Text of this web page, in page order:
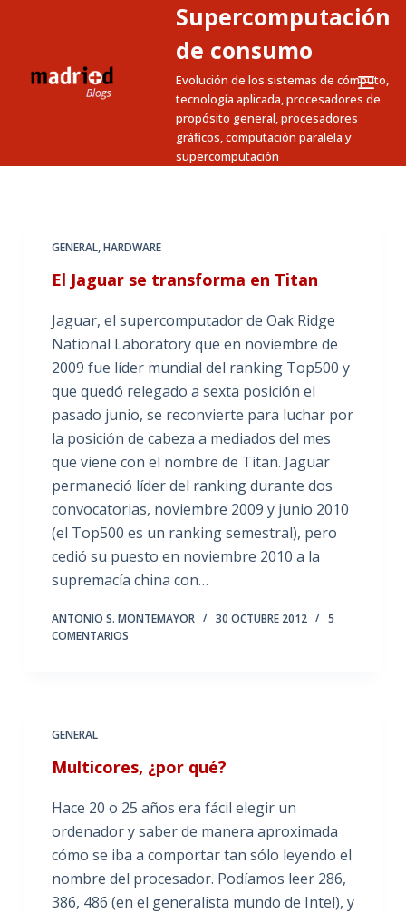
a
Supercomputación
de consumo
Evolución de los sistemas de cómputo,
tecnología aplicada, procesadores de
propósito general, procesadores
gráficos, computación paralela y
supercomputación
GENERAL,HARDWARE
El Jaguar se transforma en Titan
Jaguar, el supercomputador de Oak Ridge
National Laboratory que en noviembre de
2009 fue líder mundial del ranking Top500 y
que quedó relegado a sexta posición el
pasado junio, se reconvierte para luchar por
la posición de cabeza a mediados del mes
que viene con el nombre de Titan. Jaguar
permaneció líder del ranking durante dos
convocatorias, noviembre 2009 y junio 2010
(el Top500 es un ranking semestral), pero
cedió su puesto en noviembre 2010 a la
supremacía china con…
ANTONIO S. MONTEMAYOR 30 OCTUBRE 2012
5
COMENTARIOS
GENERAL
Multicores, ¿por qué?
Hace 20 o 25 años era fácil elegir un
ordenador y saber de manera aproximada
cómo se iba a comportar tan sólo leyendo el
nombre del procesador. Podíamos leer 286,
386, 486 (en el generalista mundo de Intel), y